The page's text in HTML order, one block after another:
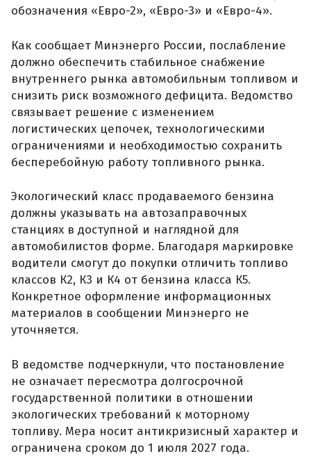
обозначения «Евро-2», «Евро-3» и «Евро-4».
Как сообщает Минэнерго России, послабление
должно обеспечить стабильное снабжение
внутреннего рынка автомобильным топливом и
снизить риск возможного дефицита. Ведомство
связывает решение с изменением
логистических цепочек, технологическими
ограничениями и необходимостью сохранить
бесперебойную работу топливного рынка.
Экологический класс продаваемого бензина
должны указывать на автозаправочных
станциях в доступной и наглядной для
автомобилистов форме. Благодаря маркировке
водители смогут до покупки отличить топливо
классов К2, К3 и К4 от бензина класса К5.
Конкретное оформление информационных
материалов в сообщении Минэнерго не
уточняется.
В ведомстве подчеркнули, что постановление
не означает пересмотра долгосрочной
государственной политики в отношении
экологических требований к моторному
топливу. Мера носит антикризисный характер и
ограничена сроком до 1 июля 2027 года.